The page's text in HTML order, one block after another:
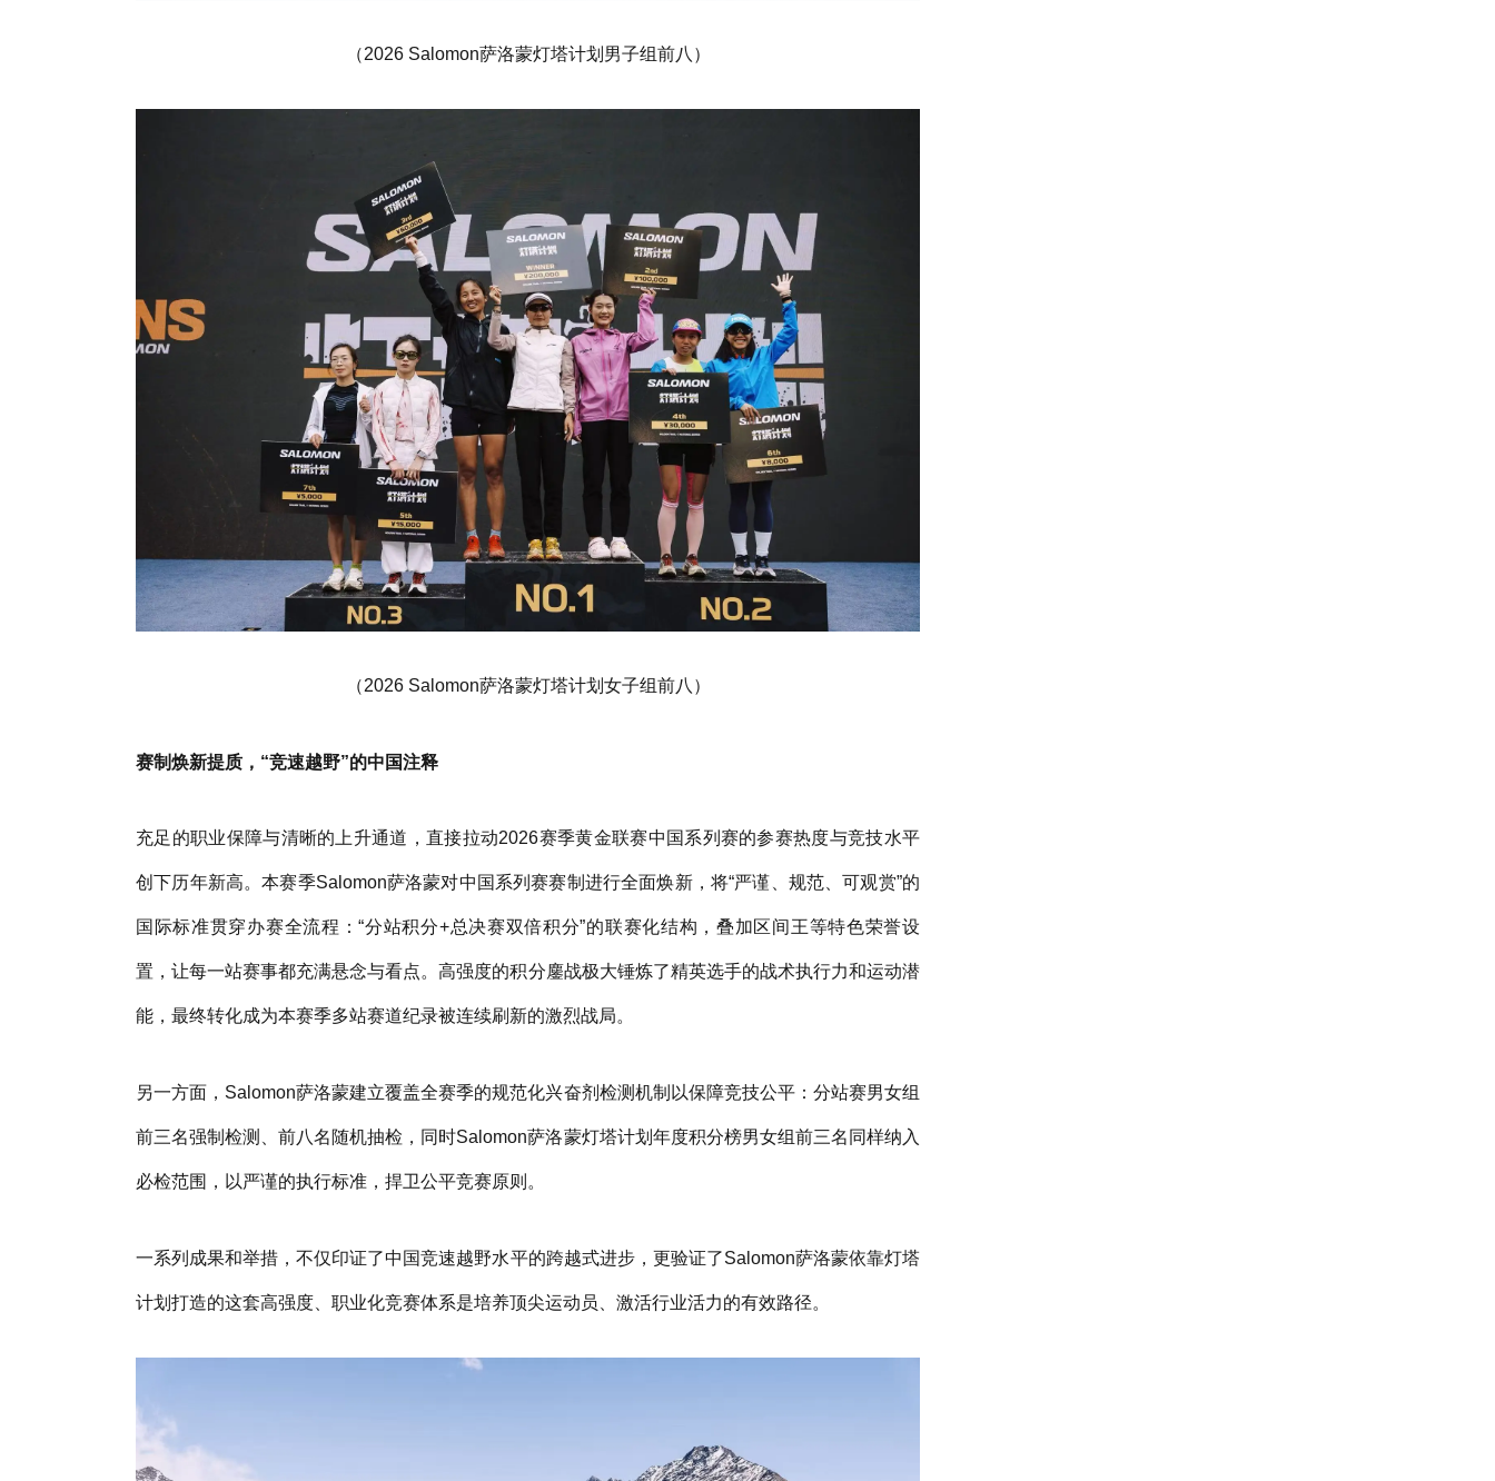
（2026 Salomon萨洛蒙灯塔计划男子组前八）
（2026 Salomon萨洛蒙灯塔计划女子组前八）
赛制焕新提质，“竞速越野”的中国注释
充足的职业保障与清晰的上升通道，直接拉动2026赛季黄金联赛中国系列赛的参赛热度与竞技水平
创下历年新高。本赛季Salomon萨洛蒙对中国系列赛赛制进行全面焕新，将“严谨、规范、可观赏”的
国际标准贯穿办赛全流程：“分站积分+总决赛双倍积分”的联赛化结构，叠加区间王等特色荣誉设
置，让每一站赛事都充满悬念与看点。高强度的积分鏖战极大锤炼了精英选手的战术执行力和运动潜
能，最终转化成为本赛季多站赛道纪录被连续刷新的激烈战局。
另一方面，Salomon萨洛蒙建立覆盖全赛季的规范化兴奋剂检测机制以保障竞技公平：分站赛男女组
前三名强制检测、前八名随机抽检，同时Salomon萨洛蒙灯塔计划年度积分榜男女组前三名同样纳入
必检范围，以严谨的执行标准，捍卫公平竞赛原则。
一系列成果和举措，不仅印证了中国竞速越野水平的跨越式进步，更验证了Salomon萨洛蒙依靠灯塔
计划打造的这套高强度、职业化竞赛体系是培养顶尖运动员、激活行业活力的有效路径。